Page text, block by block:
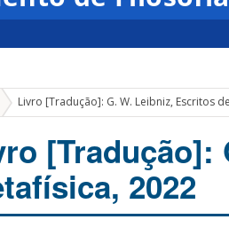
Livro [Tradução]: G. W. Leibniz, Escritos
[Tradução]:
2022